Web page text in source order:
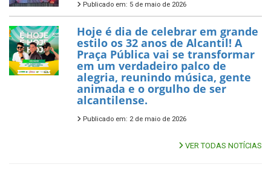
Publicado em: 5 de maio de 2026
Hoje é dia de celebrar em grande
estilo os 32 anos de Alcantil! A
Praça Pública vai se transformar
em um verdadeiro palco de
alegria, reunindo música, gente
animada e o orgulho de ser
alcantilense.
Publicado em: 2 de maio de 2026
VER TODAS NOTÍCIAS